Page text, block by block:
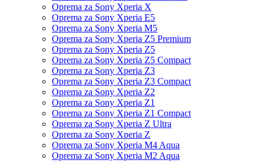
Oprema za Sony Xperia X
Oprema za Sony Xperia E5
Oprema za Sony Xperia M5
Oprema za Sony Xperia Z5 Premium
Oprema za Sony Xperia Z5
Oprema za Sony Xperia Z5 Compact
Oprema za Sony Xperia Z3
Oprema za Sony Xperia Z3 Compact
Oprema za Sony Xperia Z2
Oprema za Sony Xperia Z1
Oprema za Sony Xperia Z1 Compact
Oprema za Sony Xperia Z Ultra
Oprema za Sony Xperia Z
Oprema za Sony Xperia M4 Aqua
Oprema za Sony Xperia M2 Aqua